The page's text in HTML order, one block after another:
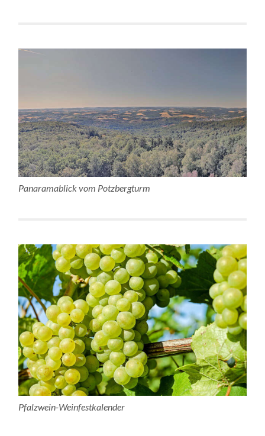
Panaramablick vom Potzbergturm
Pfalzwein-Weinfestkalender